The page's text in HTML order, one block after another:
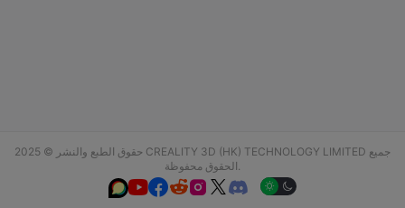
حقوق الطبع والنشر © 2025 CREALITY 3D (HK) TECHNOLOGY LIMITED جميع
الحقوق محفوظة.
  